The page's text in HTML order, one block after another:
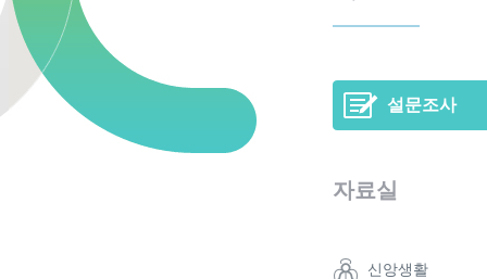
설문조사
자료실
신앙생활